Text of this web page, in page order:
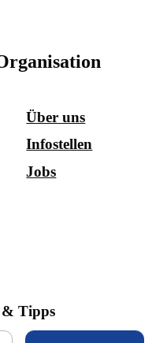
Über uns
Infostellen
Jobs
& Tipps